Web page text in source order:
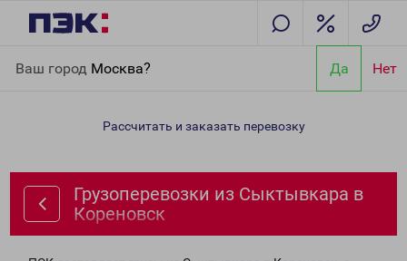
Ваш город Москва? Да Нет
Кореновск
Рассчитать и заказать перевозку
Грузоперевозки из Сыктывкара в
Кореновск